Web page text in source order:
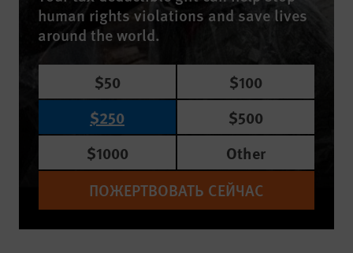
human rights violations and save lives
around the world.
$50
$100
$250
$500
$1000
Other
ПОЖЕРТВОВАТЬ СЕЙЧАС